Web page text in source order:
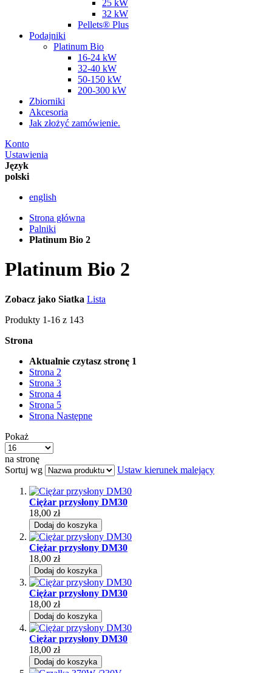
25 kW
32 kW
Pellets® Plus
Podajniki
Platinum Bio
16-24 kW
32-40 kW
50-150 kW
200-300 kW
Zbiorniki
Akcesoria
Jak złożyć zamówienie.
Konto
Ustawienia
Język
polski
english
Strona główna
Palniki
Platinum Bio 2
Platinum Bio 2
Zobacz jako Siatka Lista
Produkty 1-16 z 143
Strona
Aktualnie czytasz stronę 1
Strona 2
Strona 3
Strona 4
Strona 5
Strona Następne
Pokaż
na stronę
Sortuj wg
Ustaw kierunek malejący
Ciężar przysłony DM30
18,00 zł
Dodaj do koszyka
Ciężar przysłony DM30
18,00 zł
Dodaj do koszyka
Ciężar przysłony DM30
18,00 zł
Dodaj do koszyka
Ciężar przysłony DM30
18,00 zł
Dodaj do koszyka